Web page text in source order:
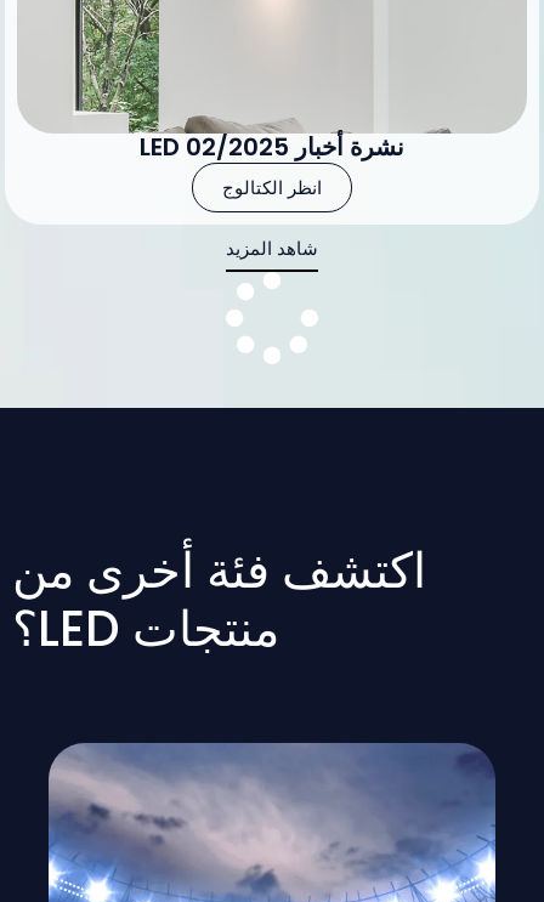
نشرة أخبار LED 02/2025
انظر الكتالوج
شاهد المزيد
اكتشف فئة أخرى من
منتجات LED؟